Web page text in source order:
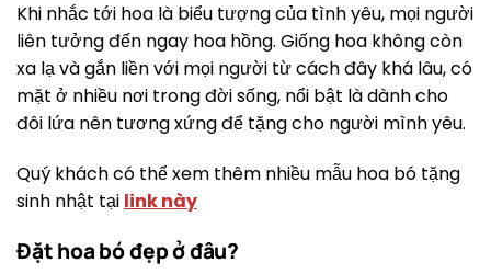
Khi nhắc tới hoa là biểu tượng của tình yêu, mọi người
liên tưởng đến ngay hoa hồng. Giống hoa không còn
xa lạ và gắn liền với mọi người từ cách đây khá lâu, có
mặt ở nhiều nơi trong đời sống, nổi bật là dành cho
đôi lứa nên tương xứng để tặng cho người mình yêu.
Quý khách có thể xem thêm nhiều mẫu hoa bó tặng
sinh nhật tại link này
Đặt hoa bó đẹp ở đâu?